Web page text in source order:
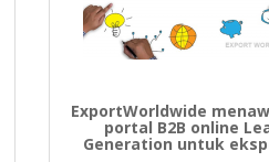
ExportWorldwide
portal B2B online
Generation untuk